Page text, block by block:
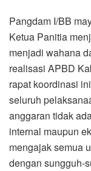
Pangdam I/BB
Ketua Panitia
menjadi wahana
realisasi APBD
rapat koordinasi
seluruh
anggaran tidak
internal maupun
mengajak semua
dengan sungguh-